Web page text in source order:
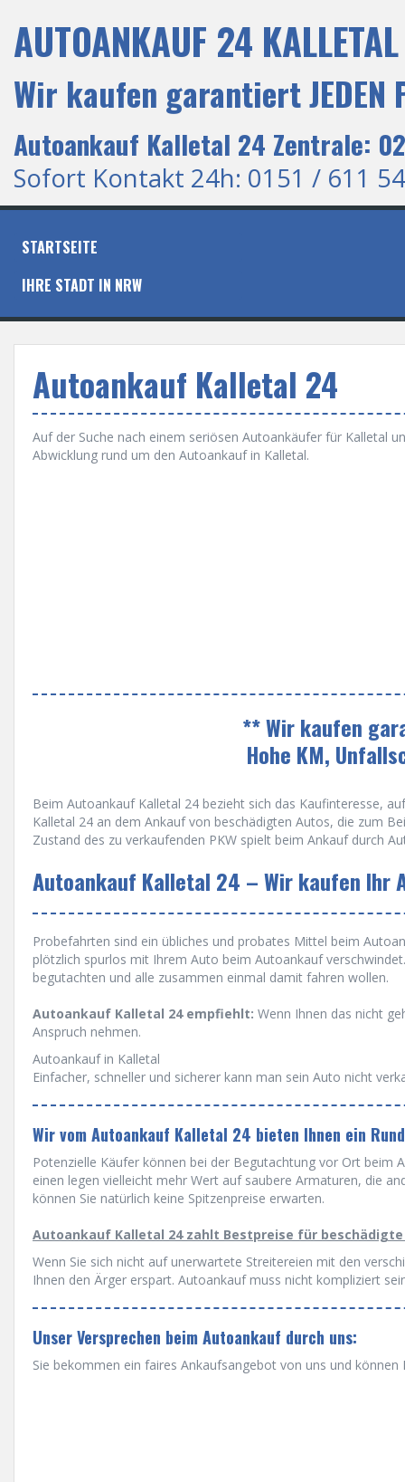
n
AUTOANKAUF 24
Wir kaufen garantiert JEDEN
Autoankauf Kalletal 24 Zentrale:
Sofort Kontakt 24h: 0151 / 611
STARTSEITE
IHRE STADT IN NRW
Autoankauf Kalletal 24
Auf der Suche nach einem seriösen Autoankäufer für Kalletal
Abwicklung rund um den Autoankauf in Kalletal.
** Wir kaufen
Hohe KM,
Beim Autoankauf Kalletal 24 bezieht sich das Kaufinteresse,
Kalletal 24 an dem Ankauf von beschädigten Autos, die zum
Zustand des zu verkaufenden PKW spielt beim Ankauf durch
Autoankauf Kalletal 24 – Wir kaufen Ihr
Probefahrten sind ein übliches und probates Mittel beim
plötzlich spurlos mit Ihrem Auto beim Autoankauf
begutachten und alle zusammen einmal damit fahren wollen.
Autoankauf Kalletal 24 empfiehlt: Wenn Ihnen das nicht
Anspruch nehmen.
Autoankauf in Kalletal
Einfacher, schneller und sicherer kann man sein Auto nicht
Wir vom Autoankauf Kalletal 24 bieten Ihnen ein
Potenzielle Käufer können bei der Begutachtung vor Ort beim
einen legen vielleicht mehr Wert auf saubere Armaturen, die
können Sie natürlich keine Spitzenpreise erwarten.
Autoankauf Kalletal 24 zahlt Bestpreise für beschädigte
Wenn Sie sich nicht auf unerwartete Streitereien mit den
Ihnen den Ärger erspart. Autoankauf muss nicht kompliziert
Unser Versprechen beim Autoankauf durch uns:
Sie bekommen ein faires Ankaufsangebot von uns und